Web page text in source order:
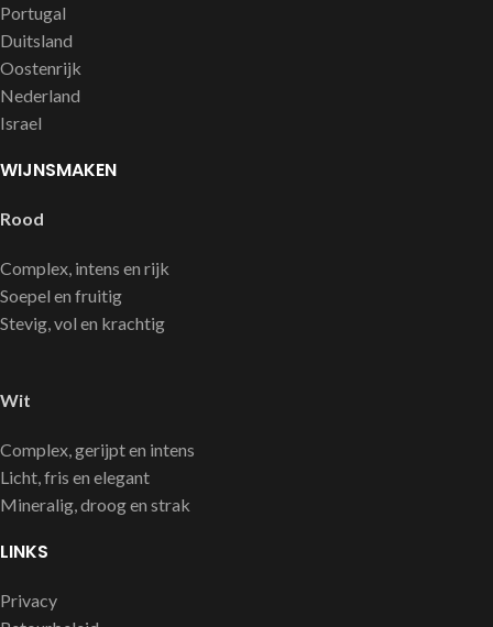
Portugal
Duitsland
Oostenrijk
Nederland
Israel
WIJNSMAKEN
Rood
Complex, intens en rijk
Soepel en fruitig
Stevig, vol en krachtig
Wit
Complex, gerijpt en intens
Licht, fris en elegant
Mineralig, droog en strak
LINKS
Privacy